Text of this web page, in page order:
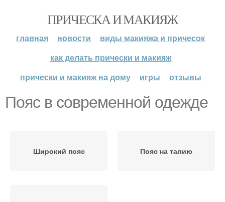
ПРИЧЕСКА И МАКИЯЖ
главная новости
виды макияжа и причесок
как делать прически и макияж
прически и макияж на дому
игры отзывы
Пояс в современной одежде
Широкий пояс Пояс на талию